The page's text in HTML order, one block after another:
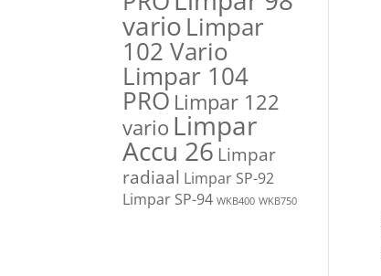
varioLimpar
102 Vario
Limpar 104
PRO Limpar 122
vario Limpar
Accu 26 Limpar
radiaal Limpar SP-92
Limpar SP-94 WKB400 WKB750